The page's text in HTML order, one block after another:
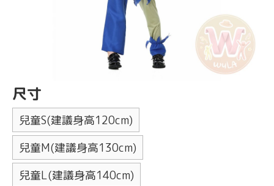
尺寸
兒童S(建議身高120cm)
兒童M(建議身高130cm)
兒童L(建議身高140cm)